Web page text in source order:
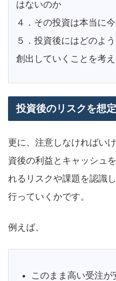
はないのか
４．その投資は本当に
５．投資後にはどのよ
創出していくことを考
投資後のリスクを想
更に、注意しなければい
資後の利益とキャッシュ
れるリスクや課題を認識
行っていくかです。
例えば、
このまま高い受注